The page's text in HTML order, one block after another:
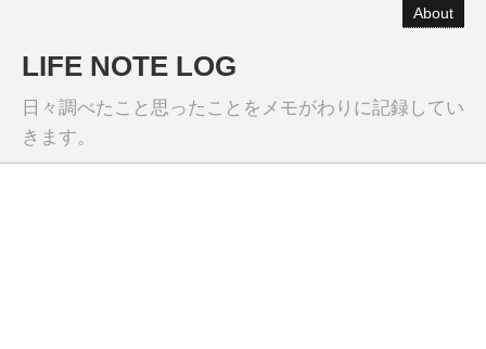
About
LIFE NOTE LOG
日々調べたこと思ったことをメモがわりに記録してい
きます。